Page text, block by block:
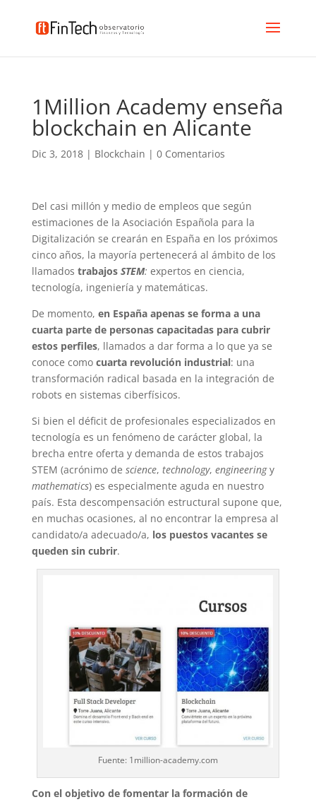
1Million Academy enseña
blockchain en Alicante
Dic 3, 2018| Blockchain | 0 Comentarios
Del casi millón y medio de empleos que según
estimaciones de la Asociación Española para la
Digitalización se crearán en España en los próximos
cinco años, la mayoría pertenecerá al ámbito de los
llamados trabajos STEM: expertos en ciencia,
tecnología, ingeniería y matemáticas.
De momento, en España apenas se forma a una
cuarta parte de personas capacitadas para cubrir
estos perfiles, llamados a dar forma a lo que ya se
conoce comocuarta revolución industrial: una
transformación radical basada en la integración de
robots en sistemas ciberfísicos.
Si bien el déficit de profesionales especializados en
tecnología es un fenómeno de carácter global, la
brecha entre oferta y demanda de estos trabajos
STEM (acrónimo de science, technology, engineeringy
mathematics) es especialmente aguda en nuestro
país. Esta descompensación estructural supone que,
en muchas ocasiones, al no encontrar la empresa al
candidato/a adecuado/a, los puestos vacantes se
queden sin cubrir.
Fuente: 1million-academy.com
Con el objetivo de fomentar la formación de